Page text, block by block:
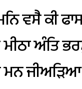
ਵਸੈਕੀ
ਮੀਠਾਅੰਤਿ
ਮਨਜੀਅੜਿਆ